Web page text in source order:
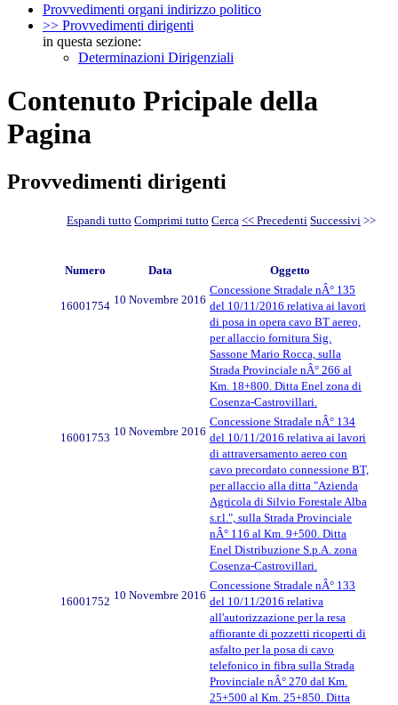
Provvedimenti organi indirizzo politico
>> Provvedimenti dirigenti
in questa sezione:
Determinazioni Dirigenziali
Contenuto Pricipale della
Pagina
Provvedimenti dirigenti
Espandi tutto Comprimi tutto Cerca << Precedenti Successivi >>
Numero Data Oggetto
16001754 10 Novembre 2016
Concessione Stradale nÂ° 135
del 10/11/2016 relativa ai lavori
di posa in opera cavo BT aereo,
per allaccio fornitura Sig.
Sassone Mario Rocca, sulla
Strada Provinciale nÂ° 266 al
Km. 18+800. Ditta Enel zona di
Cosenza-Castrovillari.
16001753 10 Novembre 2016
Concessione Stradale nÂ° 134
del 10/11/2016 relativa ai lavori
di attraversamento aereo con
cavo precordato connessione BT,
per allaccio alla ditta "Azienda
Agricola di Silvio Forestale Alba
s.r.l.", sulla Strada Provinciale
nÂ° 116 al Km. 9+500. Ditta
Enel Distribuzione S.p.A. zona
Cosenza-Castrovillari.
16001752 10 Novembre 2016
Concessione Stradale nÂ° 133
del 10/11/2016 relativa
all'autorizzazione per la resa
affiorante di pozzetti ricoperti di
asfalto per la posa di cavo
telefonico in fibra sulla Strada
Provinciale nÂ° 270 dal Km.
25+500 al Km. 25+850. Ditta